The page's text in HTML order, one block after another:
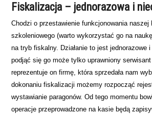
Fiskalizacja – jednorazowa i
Chodzi o przestawienie funkcjonowania
szkoleniowego (warto wykorzystać go na
na tryb fiskalny. Działanie to jest jednorazowe
podjąć się go może tylko uprawniony
reprezentuje on firmę, która sprzedała nam
dokonaniu fiskalizacji możemy rozpocząć
wystawianie paragonów. Od tego momentu
operacje przeprowadzone na kasie będą